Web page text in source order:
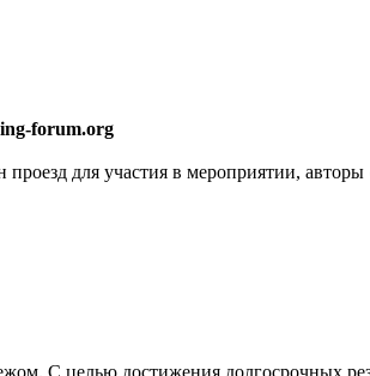
forum.org
для участия в мероприятии,